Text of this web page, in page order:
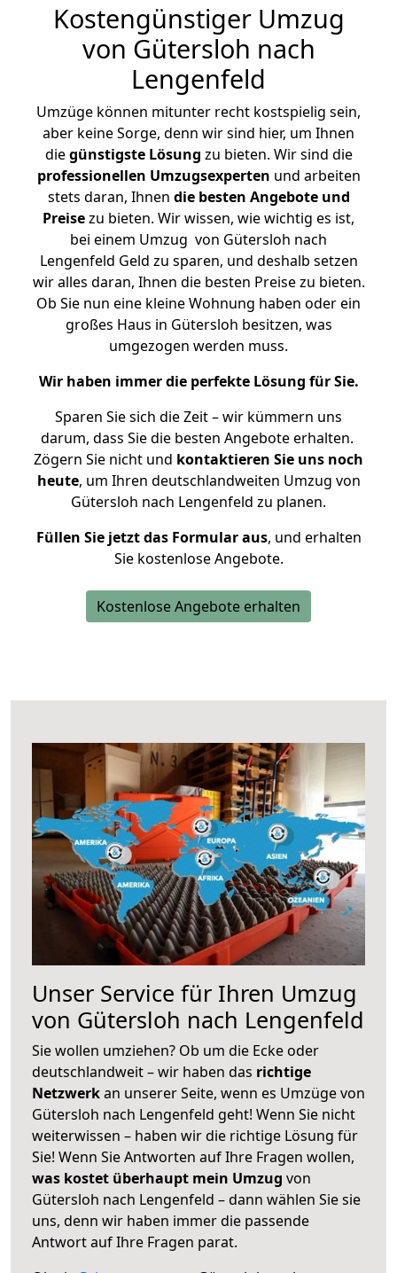
Kostengünstiger Umzug
von Gütersloh nach
Lengenfeld
Umzüge können mitunter recht kostspielig sein,
aber keine Sorge, denn wir sind hier, um Ihnen
diegünstigste Lösung zu bieten. Wir sind die
professionellen Umzugsexperten und arbeiten
stets daran, Ihnen die besten Angebote und
Preisezu bieten. Wir wissen, wie wichtig es ist,
bei einem Umzug von Gütersloh nach
Lengenfeld Geld zu sparen, und deshalb setzen
wir alles daran, Ihnen die besten Preise zu bieten.
Ob Sie nun eine kleine Wohnung haben oder ein
großes Haus in Gütersloh besitzen, was
umgezogen werden muss.
Wir haben immer die perfekte Lösung für Sie.
Sparen Sie sich die Zeit – wir kümmern uns
darum, dass Sie die besten Angebote erhalten.
Zögern Sie nicht und kontaktieren Sie uns noch
heute, um Ihren deutschlandweiten Umzug von
Gütersloh nach Lengenfeld zu planen.
Füllen Sie jetzt das Formular aus, und erhalten
Sie kostenlose Angebote.
Kostenlose Angebote erhalten
Unser Service für Ihren Umzug
von Gütersloh nach Lengenfeld
Sie wollen umziehen? Ob um die Ecke oder
deutschlandweit – wir haben das richtige
Netzwerkan unserer Seite, wenn es Umzüge von
Gütersloh nach Lengenfeld geht! Wenn Sie nicht
weiterwissen – haben wir die richtige Lösung für
Sie! Wenn Sie Antworten auf Ihre Fragen wollen,
was kostet überhaupt mein Umzug von
Gütersloh nach Lengenfeld – dann wählen Sie sie
uns, denn wir haben immer die passende
Antwort auf Ihre Fragen parat.